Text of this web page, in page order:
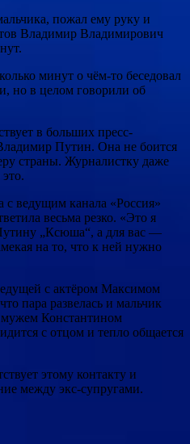
пожал ему руку и
Владимир Владимирович
минут о чём-то беседовал
но в целом говорили об
в больших пресс-
Путин. Она не боится
страны. Журналистку даже
с ведущим канала «Россия»
весьма резко. «Это я
„Ксюша“, а для вас —
на то, что к ней нужно
с актёром Максимом
пара развелась и мальчик
Константином
с отцом и тепло общается
этому контакту и
между экс-супругами.